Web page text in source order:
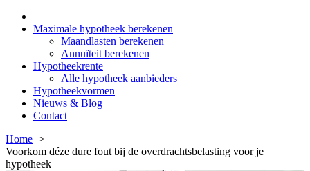
Maximale hypotheek berekenen
Maandlasten berekenen
Annuïteit berekenen
Hypotheekrente
Alle hypotheek aanbieders
Hypotheekvormen
Nieuws & Blog
Contact
Home
Voorkom déze dure fout bij de overdrachtsbelasting voor je
hypotheek